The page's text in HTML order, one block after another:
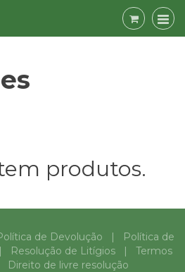
produtos.
de Devolução |
Política de
Resolução de Litígios | Termos
Direito de livre resolução